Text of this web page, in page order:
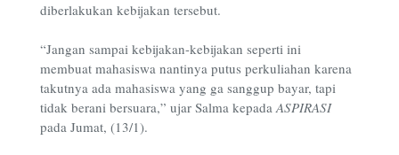
diberlakukan kebijakan tersebut.
“Jangan sampai kebijakan-kebijakan seperti ini
membuat mahasiswa nantinya putus perkuliahan karena
takutnya ada mahasiswa yang ga sanggup bayar, tapi
tidak berani bersuara,” ujar Salma kepadaASPIRASI
pada Jumat, (13/1).